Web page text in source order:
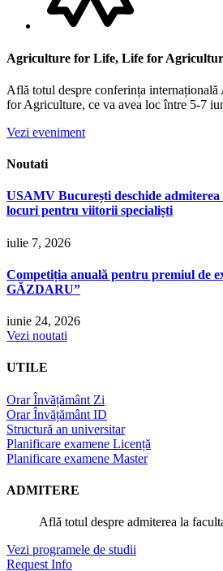
Agriculture for Life, Life for
Află totul despre conferința
for Agriculture, ce va avea loc între 5-7
Vezi eveniment
Noutati
USAMV București deschide admiterea
locuri pentru viitorii specialiști
iulie 7, 2026
Competiția anuală pentru premiul de
GĂZDARU”
iunie 24, 2026
Vezi noutati
UTILE
Orar Învățământ Zi
Orar Învățământ ID
Structură an universitar
Planificare examene Licență
Planificare examene Master
ADMITERE
Află totul despre admiterea la
Vezi programele de studii
Request Info